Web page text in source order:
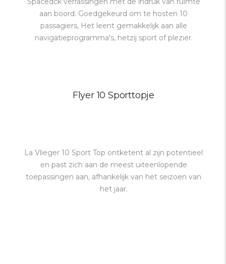
aan boord. Goedgekeurd om te hosten 10
passagiers, Het leent gemakkelijk aan alle
navigatieprogramma's, hetzij sport of plezier.
Flyer 10 Sporttopje
La Vlieger 10 Sport Top ontketent al zijn potentieel
en past zich aan de meest uiteenlopende
toepassingen aan, afhankelijk van het seizoen van
het jaar.